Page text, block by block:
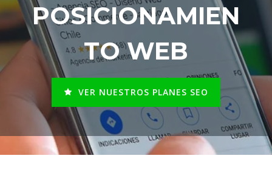
POSICIONAMIEN
TO WEB
VER NUESTROS PLANES SEO